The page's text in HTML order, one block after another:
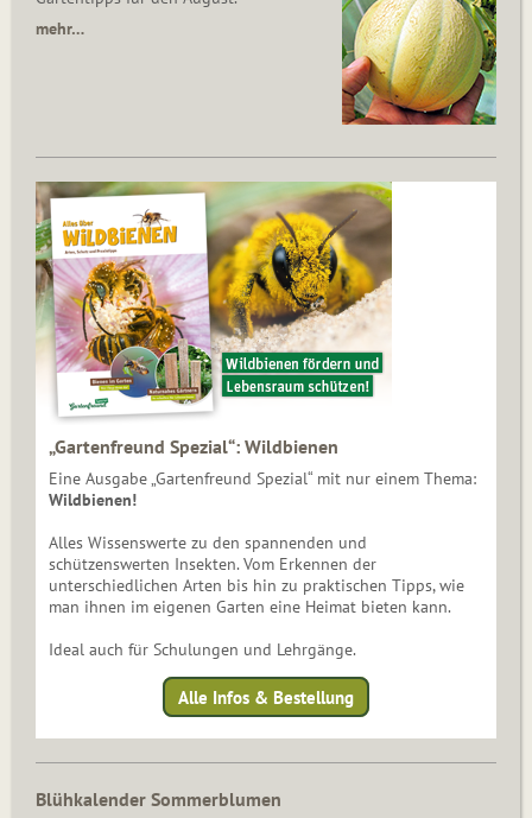
mehr…
„Gartenfreund Spezial“: Wildbienen
Eine Ausgabe „Gartenfreund Spezial“ mit nur einem Thema:
Wildbienen!
Alles Wissenswerte zu den spannenden und
schützenswerten Insekten. Vom Erkennen der
unterschiedlichen Arten bis hin zu praktischen Tipps, wie
man ihnen im eigenen Garten eine Heimat bieten kann.
Ideal auch für Schulungen und Lehrgänge.
Alle Infos & Bestellung
Blühkalender Sommerblumen